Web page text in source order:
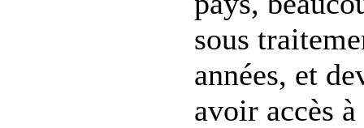
sous
années, et
avoir accès